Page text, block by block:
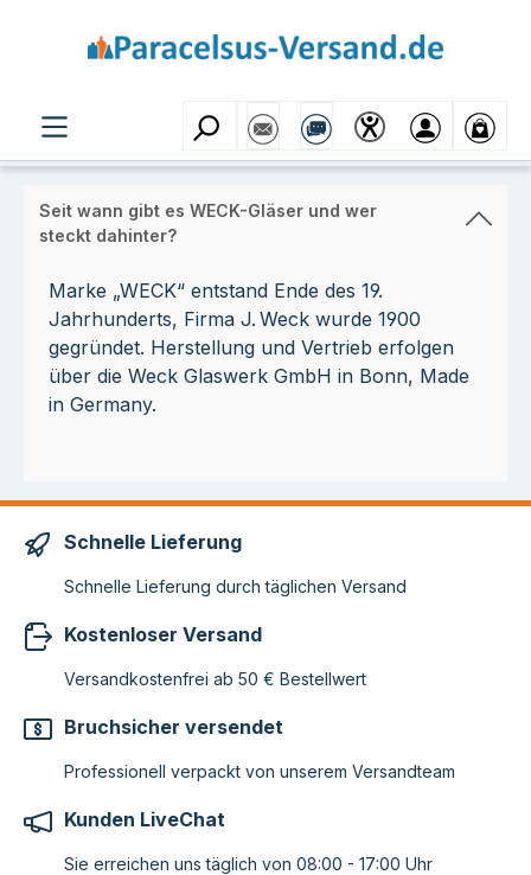
Seit wann gibt es WECK-Gläser und wer
steckt dahinter?
Marke „WECK“ entstand Ende des 19.
Jahrhunderts, Firma J. Weck wurde 1900
gegründet. Herstellung und Vertrieb erfolgen
über die Weck Glaswerk GmbH in Bonn, Made
in Germany.
Schnelle Lieferung
Schnelle Lieferung durch täglichen Versand
Kostenloser Versand
Versandkostenfrei ab 50 € Bestellwert
Bruchsicher versendet
Professionell verpackt von unserem Versandteam
Kunden LiveChat
Sie erreichen uns täglich von 08:00 - 17:00 Uhr